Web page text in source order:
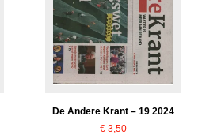
De Andere Krant – 19 2024
€ 3,50